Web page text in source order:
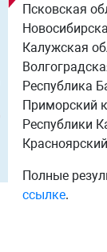
Псковская
Калужская
Республика
Приморский
Республики
Полные
ссылке.